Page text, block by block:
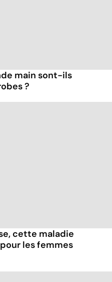
main sont-ils
?
cette maladie
les femmes